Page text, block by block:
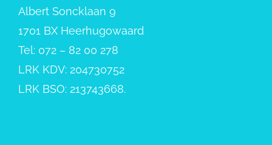
Albert Soncklaan 9
1701 BX Heerhugowaard
Tel: 072 – 82 00 278
LRK KDV: 204730752
LRK BSO: 213743668.